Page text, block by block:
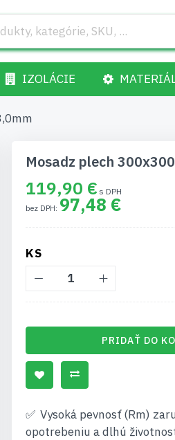
IZOLÁCIE
Mosadz plech
119,90 €
97,48 €
KS
PRIDAŤ DO
Vysoká pevnosť (Rm)
opotrebeniu a dlhú